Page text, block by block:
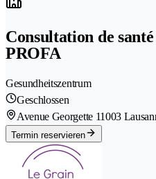
Consultation de
PROFA
Gesundheitszentrum
Geschlossen
Avenue Georgette 11003
Termin reservieren